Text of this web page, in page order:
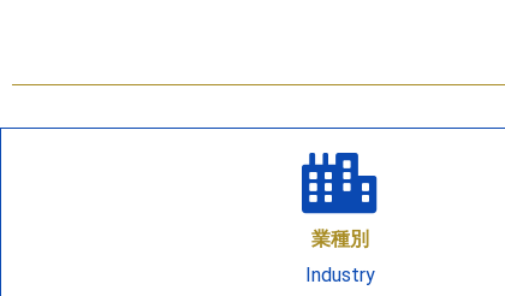
業種別
Industry